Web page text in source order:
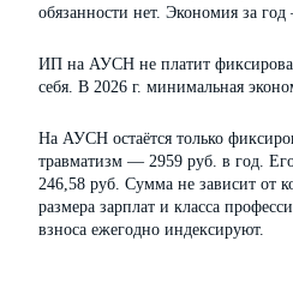
обязанности нет. Экономия за
ИП на АУСН не платит
себя. В 2026 г. минимальная
На АУСН остаётся только
травматизм — 2959 руб. в год.
246,58 руб. Сумма не зависит от
размера зарплат и класса
взноса ежегодно индексируют.